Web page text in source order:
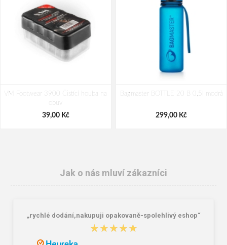
VM Footwear 3900 Čistící houba na
obuv
39,00 Kč
Bagmaster BOTTLE 20 B 0,5l modrá
299,00 Kč
Jak o nás mluví zákazníci
„rychlé dodání,nakupuji opakovaně-spolehlivý eshop“
★★★★★
★★★★★